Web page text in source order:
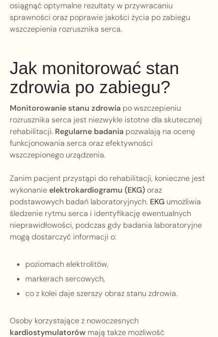
osiągnąć optymalne rezultaty w przywracaniu
sprawności oraz poprawie jakości życia po zabiegu
wszczepienia rozrusznika serca.
Jak monitorować stan
zdrowia po zabiegu?
Monitorowanie stanu zdrowia po wszczepieniu
rozrusznika serca jest niezwykle istotne dla skutecznej
rehabilitacji. Regularne badania pozwalają na ocenę
funkcjonowania serca oraz efektywności
wszczepionego urządzenia.
Zanim pacjent przystąpi do rehabilitacji, konieczne jest
wykonanieelektrokardiogramu (EKG)oraz
podstawowych badań laboratoryjnych. EKG umożliwia
śledzenie rytmu serca i identyfikację ewentualnych
nieprawidłowości, podczas gdy badania laboratoryjne
mogą dostarczyć informacji o:
poziomach elektrolitów,
markerach sercowych,
co z kolei daje szerszy obraz stanu zdrowia.
Osoby korzystające z nowoczesnych
kardiostymulatorów mają także możliwość